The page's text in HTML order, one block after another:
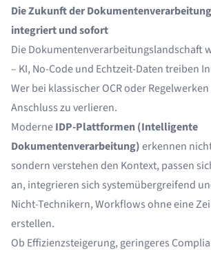
Die Zukunft der
integriert und sofort
Die Dokumentenverarbeitungslandschaft
– KI, No-Code und Echtzeit-Daten treiben
Wer bei klassischer OCR oder
Anschluss zu verlieren.
ModerneIDP-Plattformen (Intelligente
Dokumentenverarbeitung)erkennen
sondern verstehen den Kontext, passen
an, integrieren sich systemübergreifend
Nicht-Technikern, Workflows ohne eine
erstellen.
Ob Effizienzsteigerung, geringeres